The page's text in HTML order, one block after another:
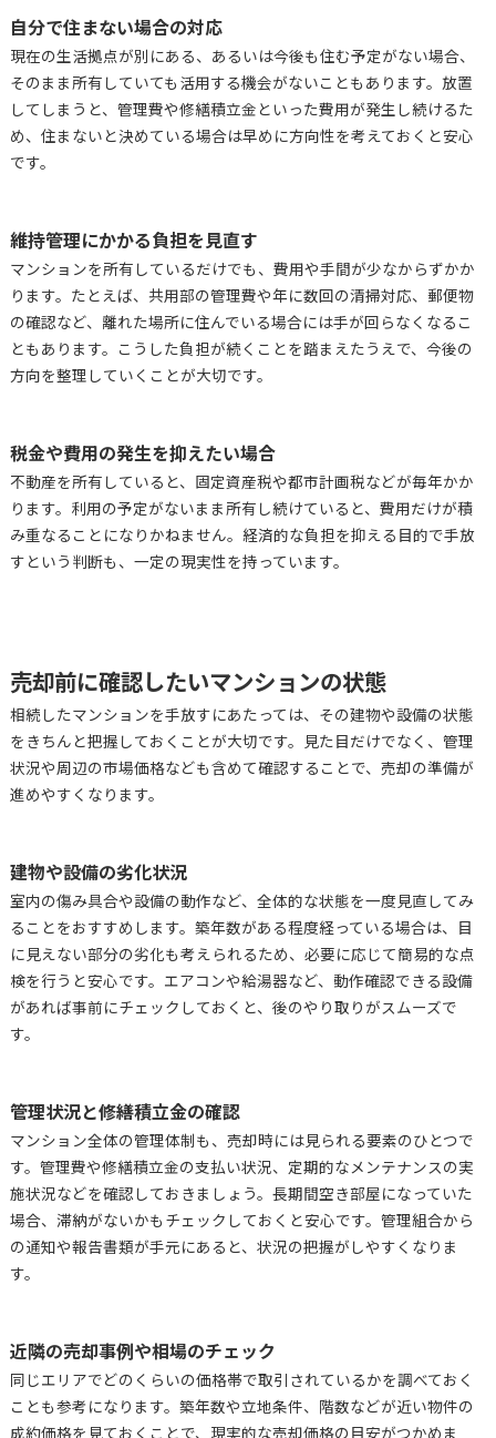
自分で住まない場合の対応
現在の生活拠点が別にある、あるいは今後も住む予定がない場合、
そのまま所有していても活用する機会がないこともあります。放置
してしまうと、管理費や修繕積立金といった費用が発生し続けるた
め、住まないと決めている場合は早めに方向性を考えておくと安心
です。
維持管理にかかる負担を見直す
マンションを所有しているだけでも、費用や手間が少なからずかか
ります。たとえば、共用部の管理費や年に数回の清掃対応、郵便物
の確認など、離れた場所に住んでいる場合には手が回らなくなるこ
ともあります。こうした負担が続くことを踏まえたうえで、今後の
方向を整理していくことが大切です。
税金や費用の発生を抑えたい場合
不動産を所有していると、固定資産税や都市計画税などが毎年かか
ります。利用の予定がないまま所有し続けていると、費用だけが積
み重なることになりかねません。経済的な負担を抑える目的で手放
すという判断も、一定の現実性を持っています。
売却前に確認したいマンションの状態
相続したマンションを手放すにあたっては、その建物や設備の状態
をきちんと把握しておくことが大切です。見た目だけでなく、管理
状況や周辺の市場価格なども含めて確認することで、売却の準備が
進めやすくなります。
建物や設備の劣化状況
室内の傷み具合や設備の動作など、全体的な状態を一度見直してみ
ることをおすすめします。築年数がある程度経っている場合は、目
に見えない部分の劣化も考えられるため、必要に応じて簡易的な点
検を行うと安心です。エアコンや給湯器など、動作確認できる設備
があれば事前にチェックしておくと、後のやり取りがスムーズで
す。
管理状況と修繕積立金の確認
マンション全体の管理体制も、売却時には見られる要素のひとつで
す。管理費や修繕積立金の支払い状況、定期的なメンテナンスの実
施状況などを確認しておきましょう。長期間空き部屋になっていた
場合、滞納がないかもチェックしておくと安心です。管理組合から
の通知や報告書類が手元にあると、状況の把握がしやすくなりま
す。
近隣の売却事例や相場のチェック
同じエリアでどのくらいの価格帯で取引されているかを調べておく
ことも参考になります。築年数や立地条件、階数などが近い物件の
成約価格を見ておくことで、現実的な売却価格の目安がつかめま